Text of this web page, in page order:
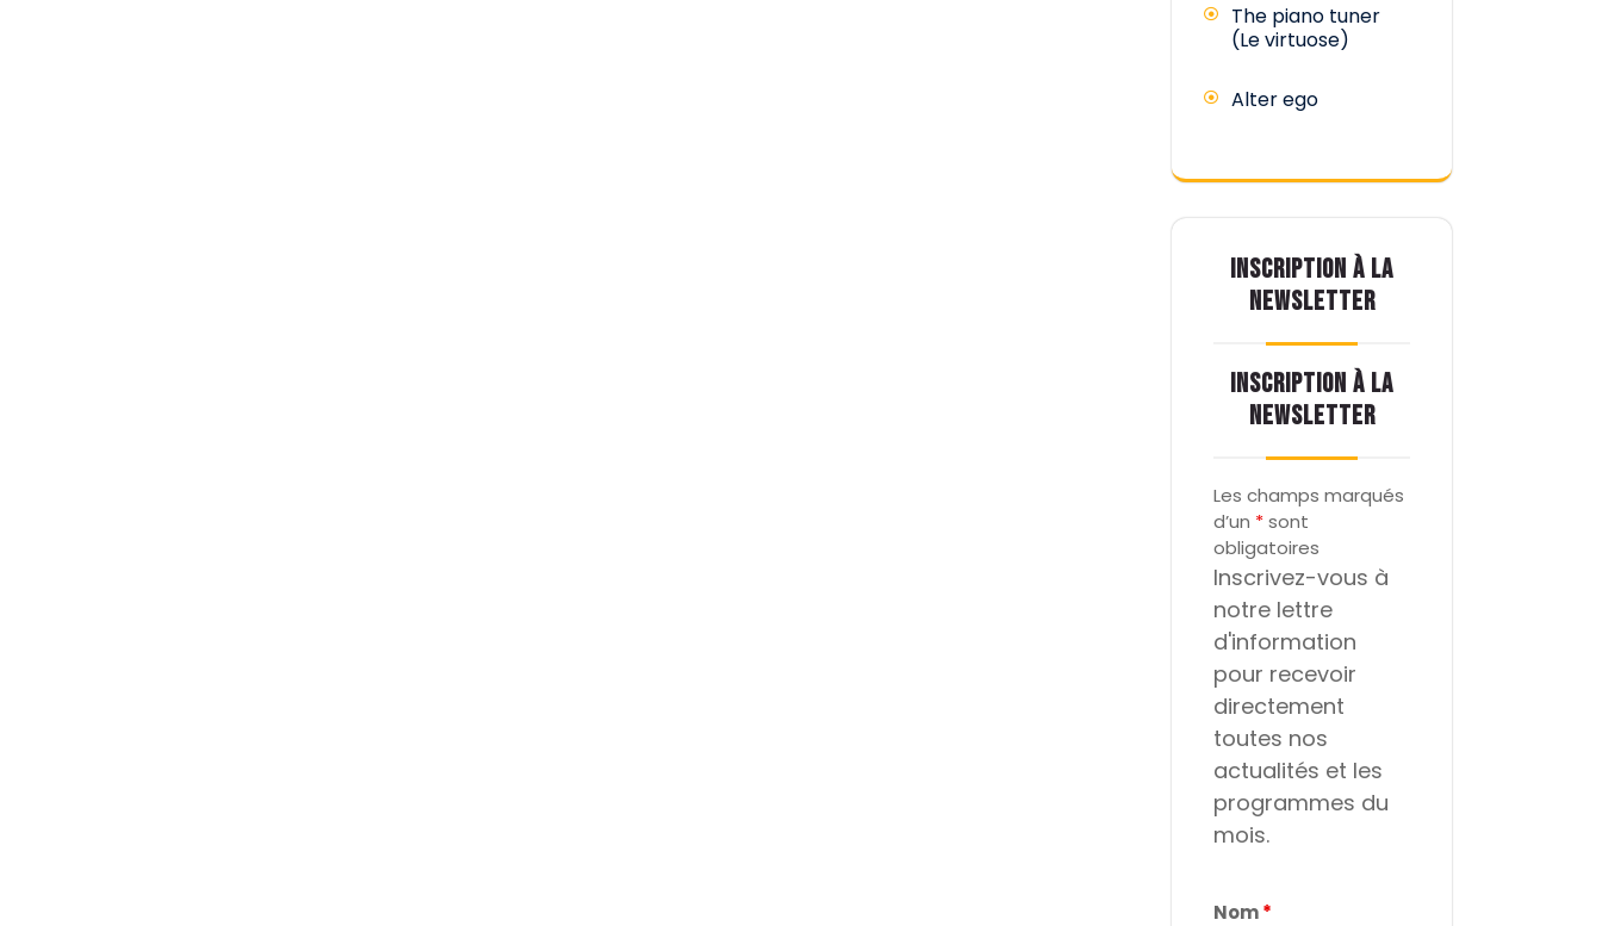
The piano tuner
(Le virtuose)
Alter ego
INSCRIPTION À LA
NEWSLETTER
INSCRIPTION À LA
NEWSLETTER
Les champs marqués
d’un *sont
obligatoires
Inscrivez-vous à
notre lettre
d'information
pour recevoir
directement
toutes nos
actualités et les
programmes du
mois.
Nom*